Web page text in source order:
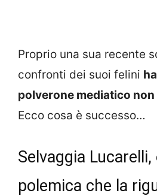
Proprio una sua recente
confronti dei suoi felini
polverone mediatico
Ecco cosa è successo…
Selvaggia Lucarelli,
polemica che la